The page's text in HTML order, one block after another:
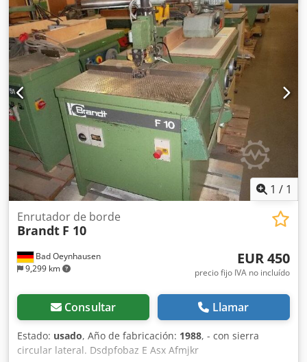
Alimentación: 380 V Dimensiones totales: Longitud: 2550
mm Anchura: 1000/1300 mm Djdpfxozd Al Ie Afmskr
Altura: 1300 mm
1 / 1
Bad Oeynhausen
9,299 km
Enrutador de borde
Brandt F 10
EUR 450
precio fijo IVA no incluído
Consultar Llamar
Estado: usado, Año de fabricación: 1988, - con sierra
circular lateral. Dsdpfobaz E Asx Afmjkr